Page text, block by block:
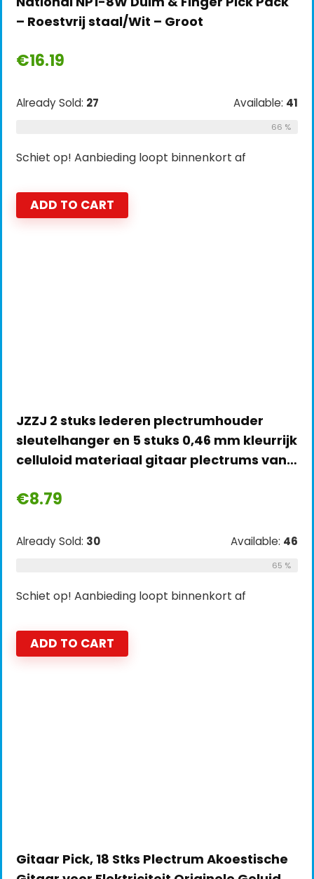
– Roestvrij staal/Wit – Groot
€16.19
Already Sold: 27 Available: 41
66 %
Schiet op! Aanbieding loopt binnenkort af
ADD TO CART
JZZJ 2 stuks lederen plectrumhouder
sleutelhanger en 5 stuks 0,46 mm kleurrijk
celluloid materiaal gitaar plectrums van…
€8.79
Already Sold: 30 Available: 46
65 %
Schiet op! Aanbieding loopt binnenkort af
ADD TO CART
Gitaar Pick, 18 Stks Plectrum Akoestische